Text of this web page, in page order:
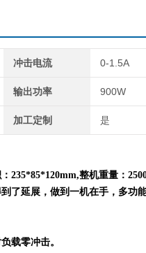
冲击电流 0-1.5A
输出功率 900W
加工定制 是
235*85*120mm,整机重量： 250
了延展，做到一机在手，多功能
载零冲击。